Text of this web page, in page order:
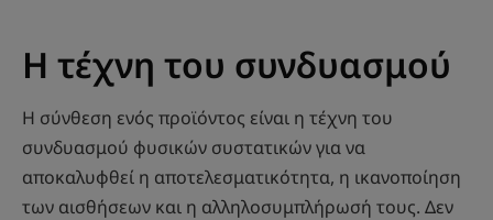
Η τέχνη του συνδυασμού
Η σύνθεση ενός προϊόντος είναι η τέχνη του
συνδυασμού φυσικών συστατικών για να
αποκαλυφθεί η αποτελεσματικότητα, η ικανοποίηση
των αισθήσεων και η αλληλοσυμπλήρωσή τους. Δεν